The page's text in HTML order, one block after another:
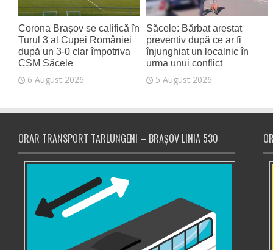
Corona Brașov se califică în
Turul 3 al Cupei României
după un 3-0 clar împotriva
CSM Săcele
6 August 2026
Săcele: Bărbat arestat
preventiv după ce ar fi
înjunghiat un localnic în
urma unui conflict
5 August 2026
ORAR TRANSPORT TĂRLUNGENI – BRAȘOV LINIA 530